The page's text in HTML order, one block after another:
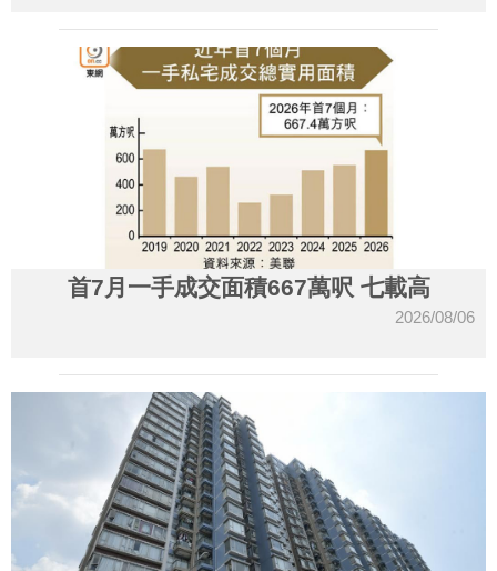
首7月一手成交面積667萬呎 七載高
2026/08/06